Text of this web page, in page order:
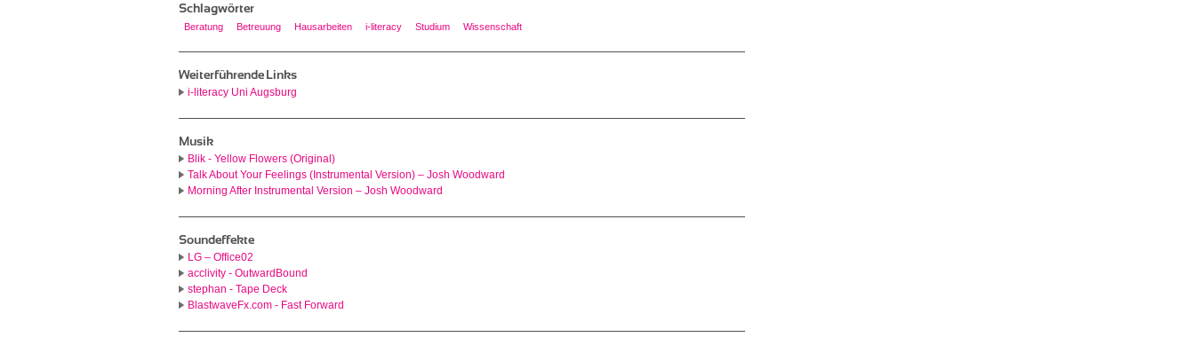
Schlagwörter
Beratung Betreuung Hausarbeiten i-literacy Studium Wissenschaft
Weiterführende Links
i-literacy Uni Augsburg
Musik
Blik - Yellow Flowers (Original)
Talk About Your Feelings (Instrumental Version) – Josh Woodward
Morning After Instrumental Version – Josh Woodward
Soundeffekte
LG – Office02
acclivity - OutwardBound
stephan - Tape Deck
BlastwaveFx.com - Fast Forward